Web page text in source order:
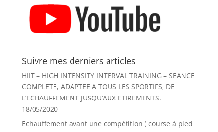
Suivre mes derniers articles
HIIT – HIGH INTENSITY INTERVAL TRAINING – SEANCE
COMPLETE, ADAPTEE A TOUS LES SPORTIFS, DE
L’ECHAUFFEMENT JUSQU’AUX ETIREMENTS.
18/05/2020
Echauffement avant une compétition ( course à pied